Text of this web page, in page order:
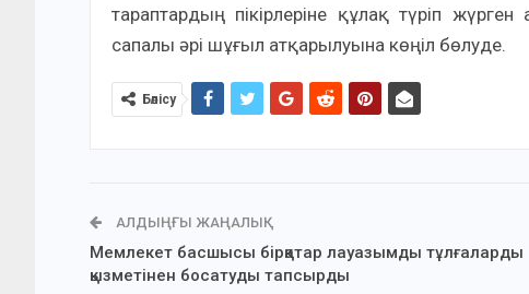
тараптардың пікірлеріне құлақ түріп
сапалы әрі шұғыл атқарылуына көңіл бөлуде.
Бөлісу
АЛДЫҢҒЫ ЖАҢАЛЫҚ
Мемлекет басшысы бірқатар лауазымды тұлғаларды
қызметінен босатуды тапсырды